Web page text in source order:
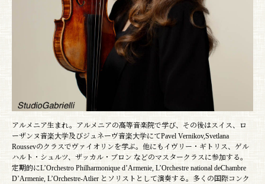
アルメニア生まれ。アルメニアの高等音楽院で学び、その後はスイス、ロ
ーザンヌ音楽大学及びジュネーヴ音楽大学にてPavel Vernikov,Svetlana
Roussevのクラスでヴァイオリンを学ぶ。他にもイヴリー・ギトリス、ゲル
ハルト・シュルツ、ザッカル・ブロン などのマスタークラスに参加する。
定期的にL’Orchestro Philharmonique d’Armenie, L’Orchestre national deChambre
D’Armenie, L’Orchestre-Atlier とソリストとして演奏する。多くの国際コンク